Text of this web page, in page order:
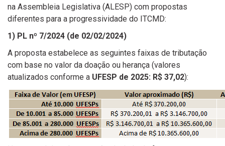
na Assembleia Legislativa (ALESP) com propostas
diferentes para a progressividade do ITCMD:
1) PL nº 7/2024 (de 02/02/2024)
A proposta estabelece as seguintes faixas de tributação
com base no valor da doação ou herança (valores
atualizados conforme a UFESP de 2025: R$ 37,02):